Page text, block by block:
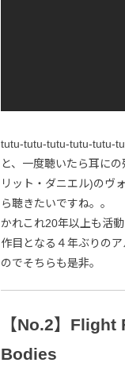
tutu-tutu-tutu-tutu-tutu-
と、一度聴いたら耳に
リット・ダニエル)のヴ
ら聴きたいですね。。
かれこれ20年以上も活
作目となる４年ぶりの
のでそちらも是非。
【No.2】
Bodies